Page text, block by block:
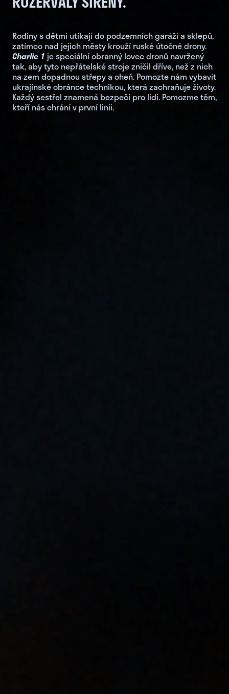
Rodiny s dětmi utíkají do podzemních garáží a sklepů,
zatímco nad jejich městy krouží ruské útočné drony.
Charlie 1 je speciální obranný lovec dronů navržený
tak, aby tyto nepřátelské stroje zničil dříve, než z nich
na zem dopadnou střepy a oheň. Pomozte nám vybavit
ukrajinské obránce technikou, která zachraňuje životy.
Každý sestřel znamená bezpečí pro lidi. Pomozme těm,
kteří nás chrání v první linii.